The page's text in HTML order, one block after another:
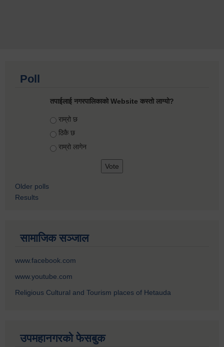
Poll
तपाईलाई नगरपालिकाको Website कस्तो लाग्यो?
Choices
राम्रो छ
ठिकै छ
राम्रो लागेन
Older polls
Results
सामाजिक सञ्जाल
www.facebook.com
www.youtube.com
Religious Cultural and Tourism places of Hetauda
उपमहानगरको फेसबुक